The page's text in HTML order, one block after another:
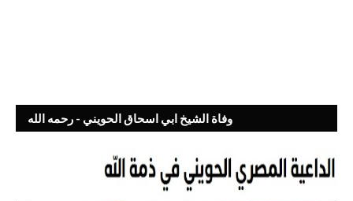
وفاة الشيخ ابي اسحاق الحويني - رحمه الله